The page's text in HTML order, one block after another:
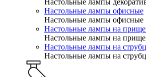
Настольные лампы
Настольные лампы офисные
Настольные лампы офисные
Настольные лампы на
Настольные лампы на
Настольные лампы на
Настольные лампы на